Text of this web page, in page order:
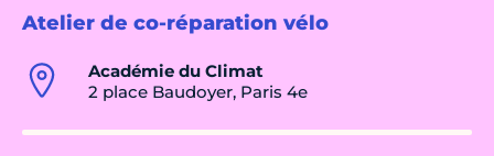
Atelier de co-réparation vélo
Académie du Climat
2 place Baudoyer, Paris 4e